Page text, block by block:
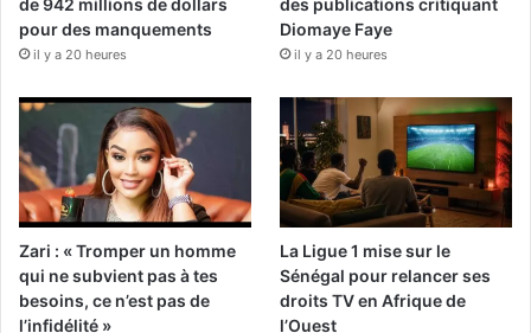
de 942 millions de dollars
pour des manquements
il y a 20 heures
des publications critiquant
Diomaye Faye
il y a 20 heures
Zari : « Tromper un homme
qui ne subvient pas à tes
besoins, ce n’est pas de
l’infidélité »
La Ligue 1 mise sur le
Sénégal pour relancer ses
droits TV en Afrique de
l’Ouest